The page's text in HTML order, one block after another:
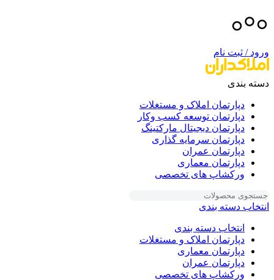
ورود / ثبت نام
دسته بندی
دپارتمان املاک و مستغلات
دپارتمان توسعه کسب وکار
دپارتمان دیجیتال مارکتینگ
دپارتمان سرمایه گذاری
دپارتمان عمران
دپارتمان معماری
ورکشاپ های تخصصی
انتخاب دسته بندی
انتخاب دسته بندی
دپارتمان املاک و مستغلات
دپارتمان معماری
دپارتمان عمران
ورکشاپ های تخصصی